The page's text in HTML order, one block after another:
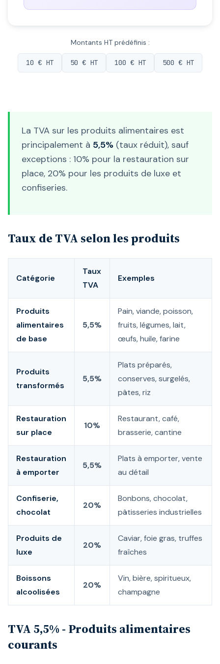
Montants HT prédéfinis :
10 € HT 50 € HT 100 € HT 500 € HT
La TVA sur les produits alimentaires est
principalement à 5,5% (taux réduit), sauf
exceptions : 10% pour la restauration sur
place, 20% pour les produits de luxe et
confiseries.
Taux de TVA selon les produits
Catégorie
Taux
TVA
Exemples
Produits
alimentaires
de base
5,5%
Pain, viande, poisson,
fruits, légumes, lait,
œufs, huile, farine
Produits
transformés
5,5%
Plats préparés,
conserves, surgelés,
pâtes, riz
Restauration
sur place
10%
Restaurant, café,
brasserie, cantine
Restauration
à emporter
5,5%
Plats à emporter, vente
au détail
Confiserie,
chocolat
20%
Bonbons, chocolat,
pâtisseries industrielles
Produits de
luxe
20%
Caviar, foie gras, truffes
fraîches
Boissons
alcoolisées
20%
Vin, bière, spiritueux,
champagne
TVA 5,5% - Produits alimentaires
courants